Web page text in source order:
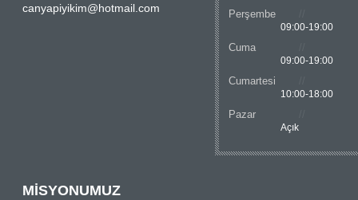
canyapiyikim@hotmail.com
Perşembe
09:00-19:00
Cuma
09:00-19:00
Cumartesi
10:00-18:00
Pazar
Açık
MİSYONUMUZ